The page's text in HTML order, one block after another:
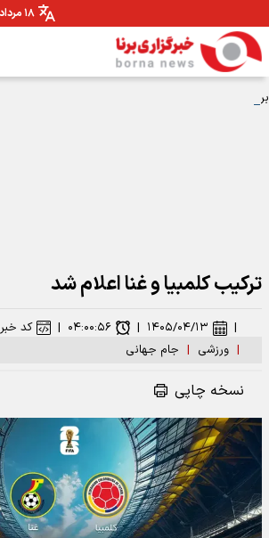
۱۸ مرداد ۱۴۰۵
برگزاری نشست تخصصی و هم‌اندیشی معاونان فرهنگی
ترکیب کلمبیا و غنا اعلام شد
| ورزشی | جام جهانی
| ۱۴۰۵/۰۴/۱۳ | ۰۴:۰۰:۵۶ | کد
نسخه چاپی